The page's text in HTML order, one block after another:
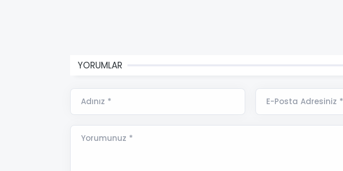
YORUMLAR
Adınız * E-Posta Adresiniz *
Yorumunuz *